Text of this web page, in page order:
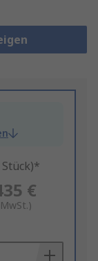
€